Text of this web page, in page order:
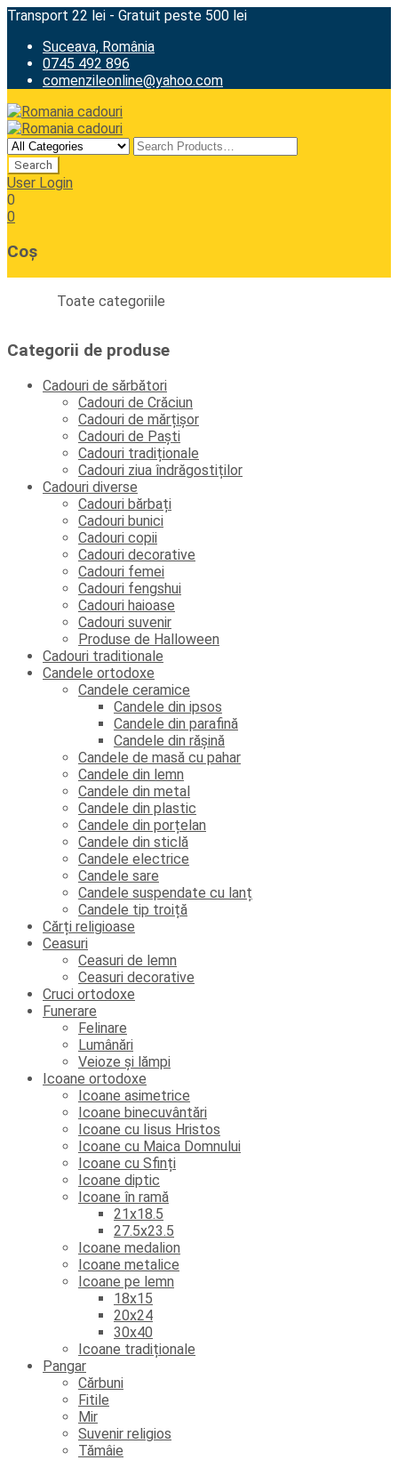
Transport 22 lei - Gratuit peste 500 lei
Suceava, România
0745 492 896
comenzileonline@yahoo.com
User Login
0
0
Coș
Toate categoriile
Categorii de produse
Cadouri de sărbători
Cadouri de Crăciun
Cadouri de mărțișor
Cadouri de Paști
Cadouri tradiționale
Cadouri ziua îndrăgostiților
Cadouri diverse
Cadouri bărbați
Cadouri bunici
Cadouri copii
Cadouri decorative
Cadouri femei
Cadouri fengshui
Cadouri haioase
Cadouri suvenir
Produse de Halloween
Cadouri traditionale
Candele ortodoxe
Candele ceramice
Candele din ipsos
Candele din parafină
Candele din rășină
Candele de masă cu pahar
Candele din lemn
Candele din metal
Candele din plastic
Candele din porțelan
Candele din sticlă
Candele electrice
Candele sare
Candele suspendate cu lanț
Candele tip troiță
Cărți religioase
Ceasuri
Ceasuri de lemn
Ceasuri decorative
Cruci ortodoxe
Funerare
Felinare
Lumânări
Veioze și lămpi
Icoane ortodoxe
Icoane asimetrice
Icoane binecuvântări
Icoane cu Iisus Hristos
Icoane cu Maica Domnului
Icoane cu Sfinți
Icoane diptic
Icoane în ramă
21x18.5
27.5x23.5
Icoane medalion
Icoane metalice
Icoane pe lemn
18x15
20x24
30x40
Icoane tradiționale
Pangar
Cărbuni
Fitile
Mir
Suvenir religios
Tămâie